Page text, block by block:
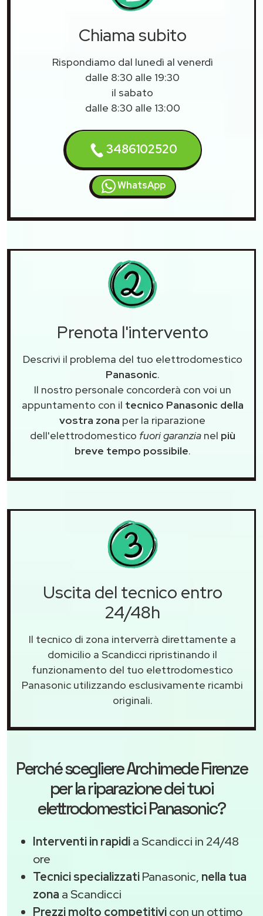
Chiama subito
Rispondiamo dal lunedì al venerdì
dalle 8:30 alle 19:30
il sabato
dalle 8:30 alle 13:00
3486102520
WhatsApp
Prenota l'intervento
Descrivi il problema del tuo elettrodomestico
Panasonic.
Il nostro personale concorderà con voi un
appuntamento con il tecnico Panasonic della
vostra zona per la riparazione
dell'elettrodomestico fuori garanzianel più
breve tempo possibile.
Uscita del tecnico entro
24/48h
Il tecnico di zona interverrà direttamente a
domicilio a Scandicci ripristinando il
funzionamento del tuo elettrodomestico
Panasonic utilizzando esclusivamente ricambi
originali.
Perché scegliereArchimede Firenze
per la riparazione dei tuoi
elettrodomestici Panasonic?
Interventi in rapidia Scandicci in 24/48
ore
Tecnici specializzatiPanasonic, nella tua
zona a Scandicci
Prezzi molto competitivicon un ottimo